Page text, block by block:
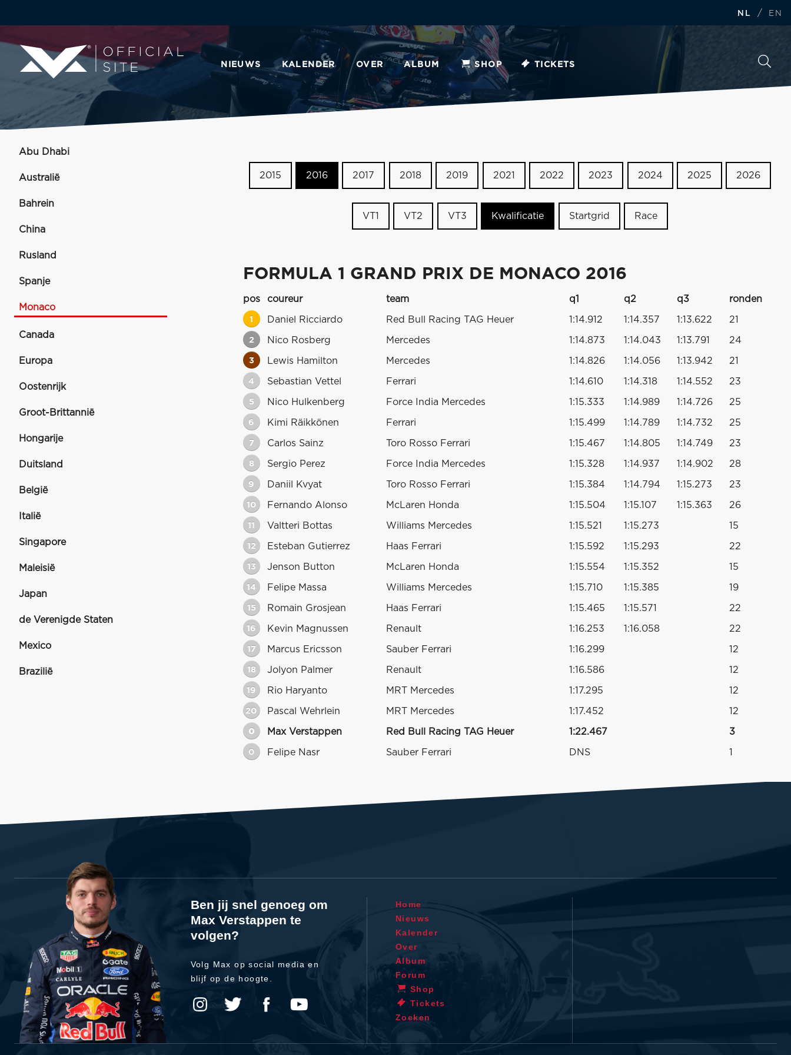
NL / EN
NIEUWS KALENDER OVER ALBUM SHOP TICKETS
Abu Dhabi
Australië
Bahrein
China
Rusland
Spanje
Monaco
Canada
Europa
Oostenrijk
Groot-Brittannië
Hongarije
Duitsland
België
Italië
Singapore
Maleisië
Japan
de Verenigde Staten
Mexico
Brazilië
2015 2016 2017 2018 2019 2021 2022 2023 2024 2025 2026
VT1 VT2 VT3 Kwalificatie Startgrid Race
FORMULA 1 GRAND PRIX DE MONACO 2016
pos coureur team q1 q2 q3 ronden
1 Daniel Ricciardo Red Bull Racing TAG Heuer 1:14.912 1:14.357 1:13.622 21
2 Nico Rosberg Mercedes 1:14.873 1:14.043 1:13.791 24
3 Lewis Hamilton Mercedes 1:14.826 1:14.056 1:13.942 21
4 Sebastian Vettel Ferrari 1:14.610 1:14.318 1:14.552 23
5 Nico Hulkenberg Force India Mercedes 1:15.333 1:14.989 1:14.726 25
6 Kimi Räikkönen Ferrari 1:15.499 1:14.789 1:14.732 25
7 Carlos Sainz Toro Rosso Ferrari 1:15.467 1:14.805 1:14.749 23
8 Sergio Perez Force India Mercedes 1:15.328 1:14.937 1:14.902 28
9 Daniil Kvyat Toro Rosso Ferrari 1:15.384 1:14.794 1:15.273 23
10 Fernando Alonso McLaren Honda 1:15.504 1:15.107 1:15.363 26
11 Valtteri Bottas Williams Mercedes 1:15.521 1:15.273 15
12 Esteban Gutierrez Haas Ferrari 1:15.592 1:15.293 22
13 Jenson Button McLaren Honda 1:15.554 1:15.352 15
14 Felipe Massa Williams Mercedes 1:15.710 1:15.385 19
15 Romain Grosjean Haas Ferrari 1:15.465 1:15.571 22
16 Kevin Magnussen Renault 1:16.253 1:16.058 22
17 Marcus Ericsson Sauber Ferrari 1:16.299 12
18 Jolyon Palmer Renault 1:16.586 12
19 Rio Haryanto MRT Mercedes 1:17.295 12
20 Pascal Wehrlein MRT Mercedes 1:17.452 12
0 Max Verstappen Red Bull Racing TAG Heuer 1:22.467 3
0 Felipe Nasr Sauber Ferrari DNS 1
Ben jij snel genoeg om
Max Verstappen te
volgen?
Volg Max op social media en
blijf op de hoogte.
Home
Nieuws
Kalender
Over
Album
Forum
Shop
Tickets
Zoeken